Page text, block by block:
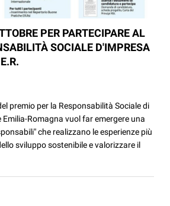
PER PARTECIPARE AL
SOCIALE D'IMPRESA
premio per la Responsabilità Sociale di
Emilia-Romagna vuol far emergere una
che realizzano le esperienze più
sviluppo sostenibile e valorizzare il